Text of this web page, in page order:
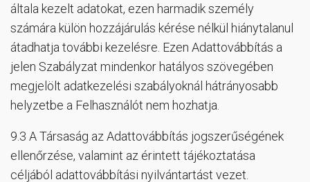
általa kezelt adatokat, ezen harmadik személy
számára külön hozzájárulás kérése nélkül hiánytalanul
átadhatja további kezelésre. Ezen Adattovábbítás a
jelen Szabályzat mindenkor hatályos szövegében
megjelölt adatkezelési szabályoknál hátrányosabb
helyzetbe a Felhasználót nem hozhatja.
9.3 A Társaság az Adattovábbítás jogszerűségének
ellenőrzése, valamint az érintett tájékoztatása
céljából adattovábbítási nyilvántartást vezet.